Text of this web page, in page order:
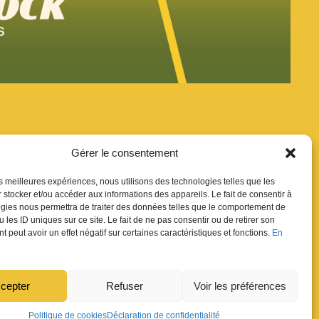
Gérer le consentement
meilleures expériences, nous utilisons des technologies telles que les
stocker et/ou accéder aux informations des appareils. Le fait de consentir à
nous permettra de traiter des données telles que le comportement de
les ID uniques sur ce site. Le fait de ne pas consentir ou de retirer son
peut avoir un effet négatif sur certaines caractéristiques et fonctions. En
Refuser Voir les préférences
Politique de cookiesDéclaration de confidentialité
Newsletter
:tokiwi.ch